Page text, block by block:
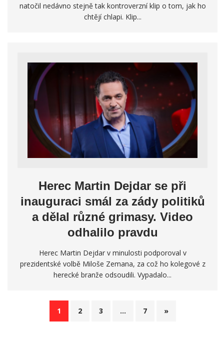
natočil nedávno stejně tak kontroverzní klip o tom, jak ho
chtějí chlapi. Klip...
Herec Martin Dejdar se při
inauguraci smál za zády politiků
a dělal různé grimasy. Video
odhalilo pravdu
Herec Martin Dejdar v minulosti podporoval v
prezidentské volbě Miloše Zemana, za což ho kolegové z
herecké branže odsoudili. Vypadalo...
1 2 3 … 7 »